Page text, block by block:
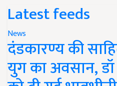
Latest feeds
News
दंडकारण्य की
युग का अवसान, डॉ